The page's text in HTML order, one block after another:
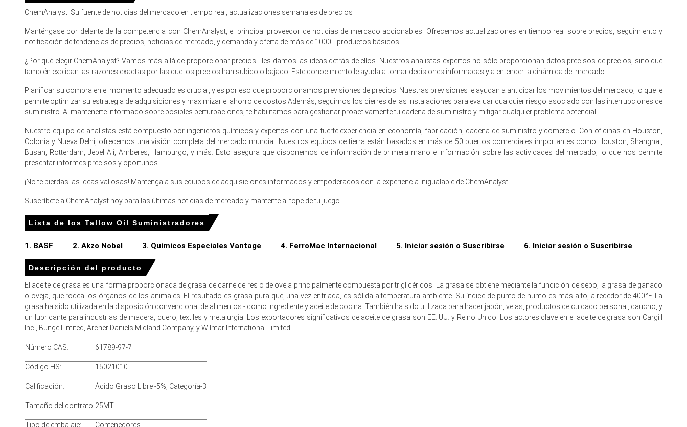
La tendencia del costo de producción de aceite de sebo se mantuvo moderada ya que el flete de contenedores disminuyó y los cargos halal permanecieron sin cambios.
El índice de precios del aceite de sebo aumentó en marzo ya que la desviación de origen hacia programas HVO redujo las cargas al contado.
Los inventarios de la zona franca permanecieron adecuados, permitiendo a los distribuidores ofrecer condiciones CFR Jebel Ali competitivas y stock disponible.
La desviación de Australasia hacia los programas de HVO redujo la disponibilidad de grasa renderizada transportada por mar, estrechando severamente el suministro de exportación
Las operaciones robustas de jabón y biodiesel de Jebel Ali aumentaron la compra de reemplazo, intensificando la competencia por los cargamentos al contado.
El transporte de mercancías se alivió, y la estabilidad de la moneda aseguró que el aumento de marzo reflejaba una estrechez fundamental en la oferta, no en la logística.
Para el trimestre que termina en diciembre de 2025
APAC
• En India, el Índice de Precio del Aceite de Sebo cayó un 8.0% trimestre a trimestre, impulsado por inventarios excesivos.
Las perspectivas de demanda de aceite de sebo se debilitaron ya que los fabricantes de jabón cambiaron a estearina de palma, causando una menor adquisición.
La tendencia del costo de producción de aceite de sebo permaneció moderada ya que el rendimiento de renderizado y los costos logísticos permanecieron estables.
El pronóstico de precio del aceite de sebo indica disminuciones leves a corto plazo ya que el impulso del índice de precios enfrenta obstáculos en el inventario.
• La presión del Índice de Precios del Aceite de Sebo se intensificó por el aumento de las exportaciones de Oceanía y la disminución del flete, comprimiendo las ofertas.
• Los vendedores ofrecieron descuentos para limpiar inventarios elevados, manteniendo la presión sobre los niveles de precios spot de aceite de grasa.
¿Por qué cambió el precio del Aceite de Sebo en diciembre de 2025 en APAC?
• El aumento de las importaciones de Oceanía incrementó la disponibilidad, elevando los inventarios y reduciendo significativamente el apoyo de precios domésticos a corto plazo.
• La sustitución downstream a palm stearin más barato debilitó la demanda, lo que llevó a los compradores a aplazar la actividad de adquisición fresca.
ChemAnalyst: Su fuente de noticias del mercado en tiempo real, actualizaciones semanales de precios
Manténgase por delante de la competencia con ChemAnalyst, el principal proveedor de noticias de mercado accionables. Ofrecemos actualizaciones en tiempo real sobre precios, seguimiento y
notificación de tendencias de precios, noticias de mercado, y demanda y oferta de más de 1000+ productos básicos.
¿Por qué elegir ChemAnalyst? Vamos más allá de proporcionar precios - les damos las ideas detrás de ellos. Nuestros analistas expertos no sólo proporcionan datos precisos de precios, sino que
también explican las razones exactas por las que los precios han subido o bajado. Este conocimiento le ayuda a tomar decisiones informadas y a entender la dinámica del mercado.
Planificar su compra en el momento adecuado es crucial, y es por eso que proporcionamos previsiones de precios. Nuestras previsiones le ayudan a anticipar los movimientos del mercado, lo que le
permite optimizar su estrategia de adquisiciones y maximizar el ahorro de costos Además, seguimos los cierres de las instalaciones para evaluar cualquier riesgo asociado con las interrupciones de
suministro. Al mantenerte informado sobre posibles perturbaciones, te habilitamos para gestionar proactivamente tu cadena de suministro y mitigar cualquier problema potencial.
Nuestro equipo de analistas está compuesto por ingenieros químicos y expertos con una fuerte experiencia en economía, fabricación, cadena de suministro y comercio. Con oficinas en Houston,
Colonia y Nueva Delhi, ofrecemos una visión completa del mercado mundial. Nuestros equipos de tierra están basados en más de 50 puertos comerciales importantes como Houston, Shanghai,
Busan, Rotterdam, Jebel Ali, Amberes, Hamburgo, y más. Esto asegura que disponemos de información de primera mano e información sobre las actividades del mercado, lo que nos permite
presentar informes precisos y oportunos.
¡No te pierdas las ideas valiosas! Mantenga a sus equipos de adquisiciones informados y empoderados con la experiencia inigualable de ChemAnalyst.
Suscríbete a ChemAnalyst hoy para las últimas noticias de mercado y mantente al tope de tu juego.
Lista de los Tallow Oil Suministradores
1. BASF 2. Akzo Nobel 3. Químicos Especiales Vantage 4. FerroMac Internacional 5. Iniciar sesión o Suscribirse 6. Iniciar sesión o Suscribirse
Descripción del producto
El aceite de grasa es una forma proporcionada de grasa de carne de res o de oveja principalmente compuesta por triglicéridos. La grasa se obtiene mediante la fundición de sebo, la grasa de ganado
o oveja, que rodea los órganos de los animales. El resultado es grasa pura que, una vez enfriada, es sólida a temperatura ambiente. Su índice de punto de humo es más alto, alrededor de 400°F. La
grasa ha sido utilizada en la disposición convencional de alimentos - como ingrediente y aceite de cocina. También ha sido utilizada para hacer jabón, velas, productos de cuidado personal, caucho, y
un lubricante para industrias de madera, cuero, textiles y metalurgia. Los exportadores significativos de aceite de grasa son EE. UU. y Reino Unido. Los actores clave en el aceite de grasa son Cargill
Inc., Bunge Limited, Archer Daniels Midland Company, y Wilmar International Limited.
Número CAS: 61789-97-7
Código HS: 15021010
Calificación: Ácido Graso Libre -5%, Categoría-3
Tamaño del contrato:25MT
Tipo de embalaje: Contenedores